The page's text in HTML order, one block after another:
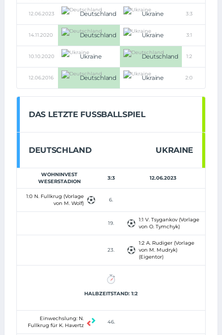
12.06.2023 Deutschland Ukraine 3:3
14.11.2020 Deutschland Ukraine 3:1
10.10.2020 Ukraine Deutschland 1:2
12.06.2016 Deutschland Ukraine 2:0
DAS LETZTE FUSSBALLSPIEL
DEUTSCHLAND UKRAINE
WOHNINVEST
WESERSTADION
3:3 12.06.2023
1:0 N. Fullkrug (Vorlage
von M. Wolf)
6.
19.
1:1 V. Tsygankov (Vorlage
von O. Tymchyk)
23.
1:2 A. Rudiger (Vorlage
von M. Mudryk)
(Eigentor)
HALBZEITSTAND: 1:2
Einwechslung: N.
Fullkrug für K. Havertz
46.